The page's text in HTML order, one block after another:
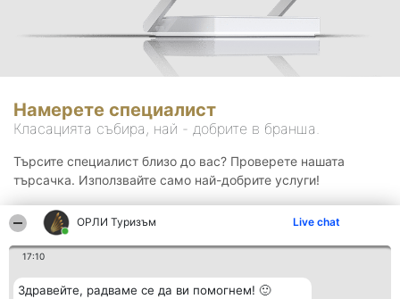
ОРЛИ Туризъм Live chat
17:10
Здравейте, радваме се да ви помогнем! 🙂
Намерете специалист
Класацията събира, най - добрите в бранша.
Търсите специалист близо до вас? Проверете нашата
търсачка. Използвайте само най-добрите услуги!